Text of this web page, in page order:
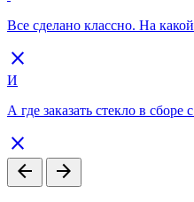
Все сделано классно. На
close
И
А где заказать стекло в сборе
close
arrow_back
arrow_forward